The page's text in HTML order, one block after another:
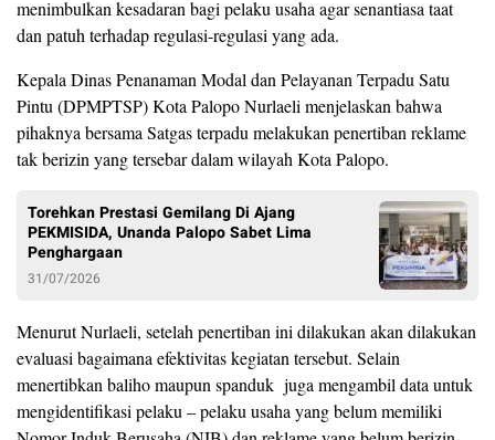
menimbulkan kesadaran bagi pelaku usaha agar senantiasa taat
dan patuh terhadap regulasi-regulasi yang ada.
Kepala Dinas Penanaman Modal dan Pelayanan Terpadu Satu
Pintu (DPMPTSP) Kota Palopo Nurlaeli menjelaskan bahwa
pihaknya bersama Satgas terpadu melakukan penertiban reklame
tak berizin yang tersebar dalam wilayah Kota Palopo.
Torehkan Prestasi Gemilang Di Ajang
PEKMISIDA, Unanda Palopo Sabet Lima
Penghargaan
31/07/2026
Menurut Nurlaeli, setelah penertiban ini dilakukan akan dilakukan
evaluasi bagaimana efektivitas kegiatan tersebut. Selain
menertibkan baliho maupun spanduk juga mengambil data untuk
mengidentifikasi pelaku – pelaku usaha yang belum memiliki